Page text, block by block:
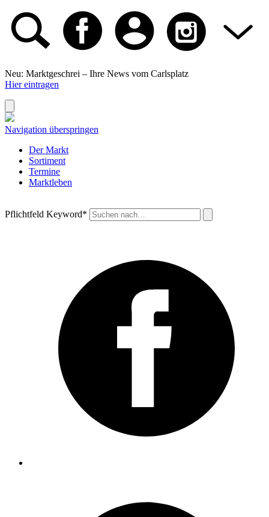
Neu: Marktgeschrei – Ihre News vom Carlsplatz
Hier eintragen
Navigation überspringen
Der Markt
Sortiment
Termine
Marktleben
Pflichtfeld Keyword*